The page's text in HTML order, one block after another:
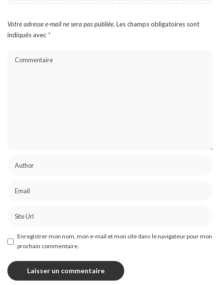
Votre adresse e-mail ne sera pas publiée. Les champs obligatoires sont
indiqués avec *
Enregistrer mon nom, mon e-mail et mon site dans le navigateur pour mon
prochain commentaire.